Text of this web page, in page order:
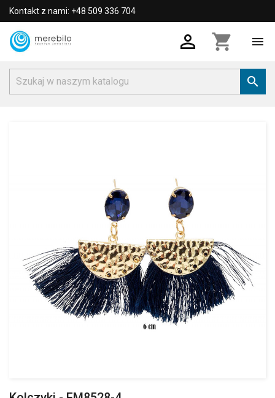
Kontakt z nami: +48 509 336 704
 shopping_cart 
